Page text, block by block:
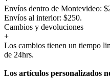
Envíos dentro de Montevideo:
Envíos al interior: $250.
Cambios y devoluciones
+
Los cambios tienen un tiempo
de 24hrs.
Los artículos personalizados